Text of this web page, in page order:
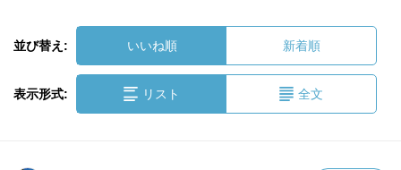
並び替え: いいね順 新着順
表示形式: リスト 全文